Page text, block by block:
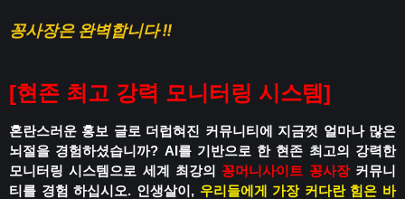
꽁사장은 완벽합니다 !!
[현존 최고 강력 모니터링 시스템]
혼란스러운 홍보 글로 더럽혀진 커뮤니티에 지금껏 얼마나 많은
뇌절을 경험하셨습니까? AI를 기반으로 한 현존 최고의 강력한
모니터링 시스템으로 세계 최강의 꽁머니사이트 꽁사장커뮤니
티를 경험 하십시오. 인생살이, 우리들에게 가장 커다란 힘은 바